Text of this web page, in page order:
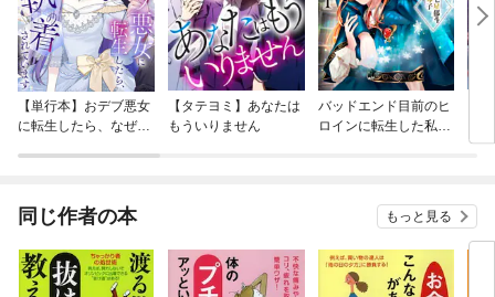
【単行本】おデブ悪女
に転生したら、なぜか
【タテヨミ】あなたは
もういりません
バッドエンド目前のヒ
ロインに転生した私、
同じ作者の本 もっと見る